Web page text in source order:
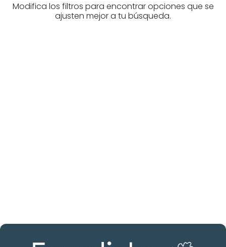
Modifica los filtros para encontrar opciones que se
ajusten mejor a tu búsqueda.